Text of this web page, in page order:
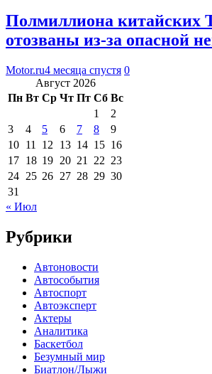
Полмиллиона китайских
отозваны из-за опасной
Motor.ru4 месяца спустя 0
Август 2026
Пн Вт Ср Чт Пт Сб Вс
1
2
3
4 5 6 7 8
9
10 11 12 13 14 15 16
17 18 19 20 21 22 23
24 25 26 27 28 29 30
31
« Июл
Рубрики
Автоновости
Автособытия
Автоспорт
Автоэксперт
Актеры
Аналитика
Баскетбол
Безумный мир
Биатлон/Лыжи